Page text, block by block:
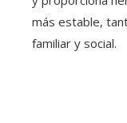
más estable,
familiar y social.